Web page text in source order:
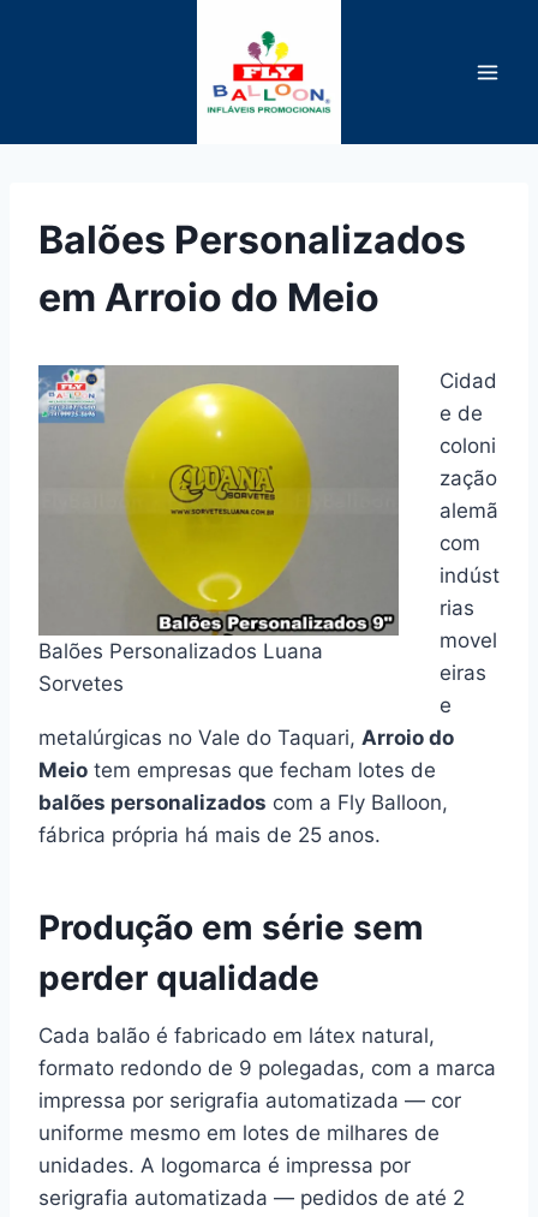
Balões Personalizados
em Arroio do Meio
Balões Personalizados Luana
Sorvetes
Cidad
e de
coloni
zação
alemã
com
indúst
rias
movel
eiras
e
metalúrgicas no Vale do Taquari, Arroio do
Meio tem empresas que fecham lotes de
balões personalizados com a Fly Balloon,
fábrica própria há mais de 25 anos.
Produção em série sem
perder qualidade
Cada balão é fabricado em látex natural,
formato redondo de 9 polegadas, com a marca
impressa por serigrafia automatizada — cor
uniforme mesmo em lotes de milhares de
unidades. A logomarca é impressa por
serigrafia automatizada — pedidos de até 2